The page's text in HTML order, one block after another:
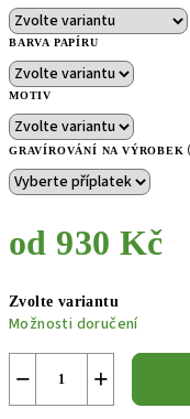
BARVA PAPÍRU
MOTIV
GRAVÍROVÁNÍ NA VÝROBEK
od 930 Kč
cena:
Zvolte variantu
Možnosti doručení
+
−